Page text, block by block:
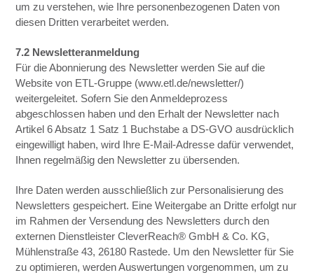
um zu verstehen, wie Ihre personenbezogenen Daten von
diesen Dritten verarbeitet werden.
7.2 Newsletteranmeldung
Für die Abonnierung des Newsletter werden Sie auf die
Website von ETL-Gruppe (www.etl.de/newsletter/)
weitergeleitet. Sofern Sie den Anmeldeprozess
abgeschlossen haben und den Erhalt der Newsletter nach
Artikel 6 Absatz 1 Satz 1 Buchstabe a DS-GVO ausdrücklich
eingewilligt haben, wird Ihre E-Mail-Adresse dafür verwendet,
Ihnen regelmäßig den Newsletter zu übersenden.
Ihre Daten werden ausschließlich zur Personalisierung des
Newsletters gespeichert. Eine Weitergabe an Dritte erfolgt nur
im Rahmen der Versendung des Newsletters durch den
externen Dienstleister CleverReach® GmbH & Co. KG,
Mühlenstraße 43, 26180 Rastede. Um den Newsletter für Sie
zu optimieren, werden Auswertungen vorgenommen, um zu